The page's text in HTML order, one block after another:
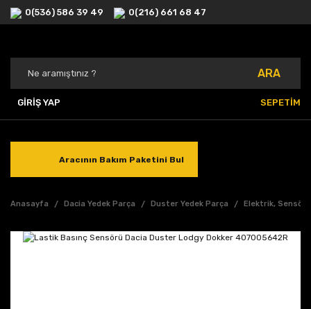
0(536) 586 39 49 0(216) 661 68 47
ARA
GİRİŞ YAP SEPETİM
Aracının Bakım Paketini Bul
Anasayfa Dacia Yedek Parça Duster Yedek Parça Elektrik, Sensör,